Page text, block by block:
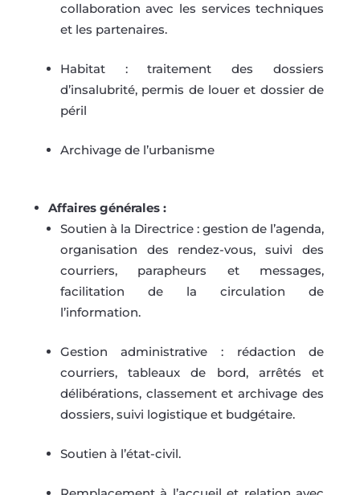
collaboration avec les services techniques
et les partenaires.
Habitat : traitement des dossiers
d’insalubrité, permis de louer et dossier de
péril
Archivage de l’urbanisme
Affaires générales :
Soutien à la Directrice : gestion de l’agenda,
organisation des rendez-vous, suivi des
courriers, parapheurs et messages,
facilitation de la circulation de
l’information.
Gestion administrative : rédaction de
courriers, tableaux de bord, arrêtés et
délibérations, classement et archivage des
dossiers, suivi logistique et budgétaire.
Soutien à l’état-civil.